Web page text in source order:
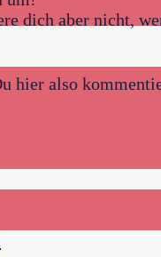
dich aber nicht,
hier also